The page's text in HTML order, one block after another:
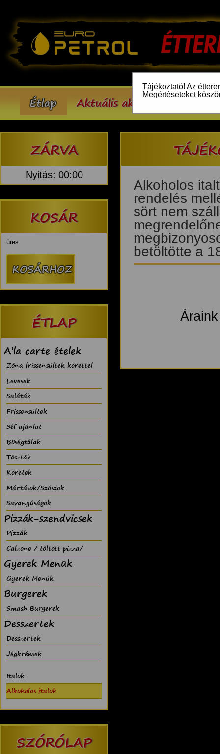
Tájékoztató! Az
Megértéseteket
Étlap Aktuális akcióink
ZÁRVA
Nyitás: 00:00
KOSÁR
üres
ÉTLAP
A’la carte ételek
Zóna frissensültek körettel
Levesek
Saláták
Frissensültek
Séf ajánlat
Bõségtálak
Tészták
Köretek
Mártások/Szószok
Savanyúságok
Pizzák-szendvicsek
Pizzák
Calzone / töltött pizza/
Gyerek Menük
Gyerek Menük
Burgerek
Smash Burgerek
Desszertek
Desszertek
Jégkrémek
Italok
Alkoholos italok
SZÓRÓLAP
Alkoholos
rendelés
sört nem
betöltötte a